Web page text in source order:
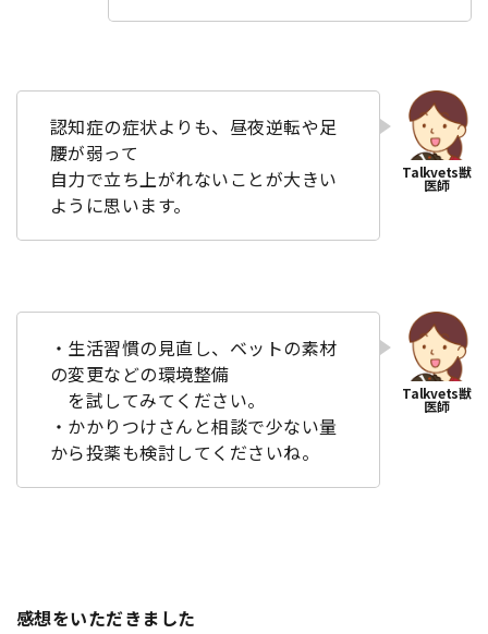
認知症の症状よりも、昼夜逆転や足
腰が弱って
自力で立ち上がれないことが大きい
ように思います。
・生活習慣の見直し、ベットの素材
の変更などの環境整備
を試してみてください。
・かかりつけさんと相談で少ない量
から投薬も検討してくださいね。
感想をいただきました